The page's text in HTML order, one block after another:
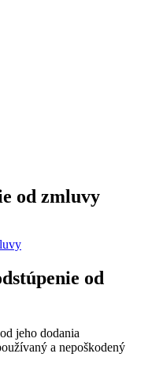
od zmluvy
od
jeho dodania
a nepoškodený